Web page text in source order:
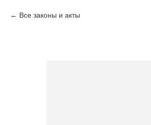
Все законы и акты